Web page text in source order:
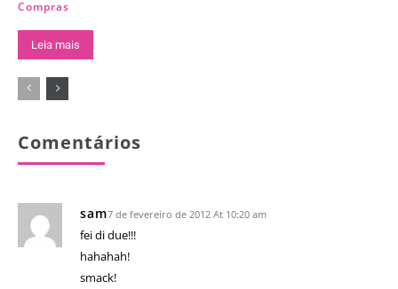
Compras
Leia mais
Comentários
sam7 de fevereiro de 2012 At 10:20 am
fei di due!!!
hahahah!
smack!